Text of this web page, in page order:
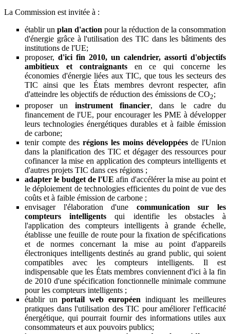
La Commission est invitée à :
établir un plan d'action pour la réduction de la consommation
d'énergie grâce à l'utilisation des TIC dans les bâtiments des
institutions de l'UE;
proposer, d'ici fin 2010, un calendrier, assorti d'objectifs
ambitieux et contraignantsen ce qui concerne les
économies d'énergie liées aux TIC, que tous les secteurs des
TIC ainsi que les États membres devront respecter, afin
d'atteindre les objectifs de réduction des émissions de CO2;
proposer un instrument financier, dans le cadre du
financement de l'UE, pour encourager les PME à développer
leurs technologies énergétiques durables et à faible émission
de carbone;
tenir compte des régions les moins développées de l'Union
dans la planification des TIC et dégager des ressources pour
cofinancer la mise en application des compteurs intelligents et
d'autres projets TIC dans ces régions ;
adapter le budget de l'UE afin d'accélérer la mise au point et
le déploiement de technologies efficientes du point de vue des
coûts et à faible émission de carbone ;
envisager l'élaboration d'une communication sur les
compteurs intelligents qui identifie les obstacles à
l'application des compteurs intelligents à grande échelle,
établisse une feuille de route pour la fixation de spécifications
et de normes concernant la mise au point d'appareils
électroniques intelligents destinés au grand public, qui soient
compatibles avec les compteurs intelligents. Il est
indispensable que les États membres conviennent d'ici à la fin
de 2010 d'une spécification fonctionnelle minimale commune
pour les compteurs intelligents ;
établir unportail web européen indiquant les meilleures
pratiques dans l'utilisation des TIC pour améliorer l'efficacité
énergétique, qui pourrait fournir des informations utiles aux
consommateurs et aux pouvoirs publics;